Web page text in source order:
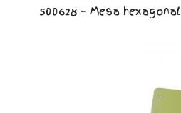
500628 – Mesa hexagonal